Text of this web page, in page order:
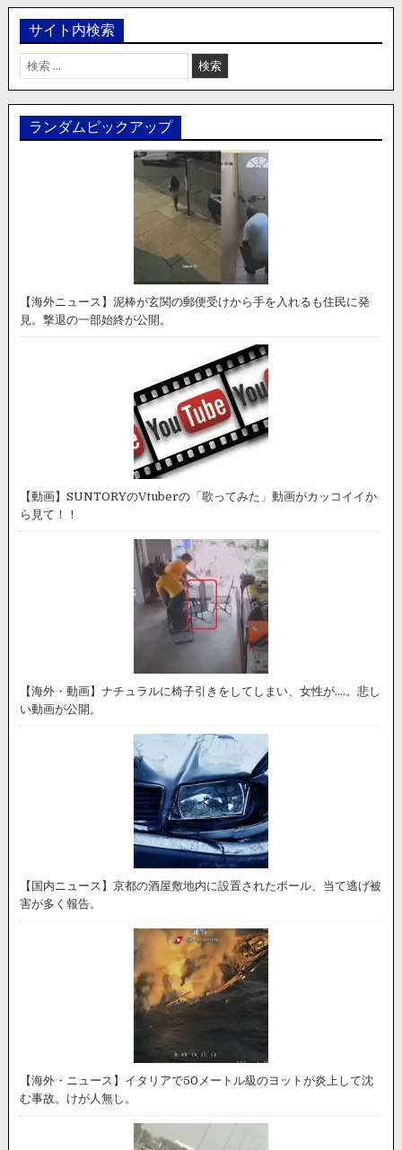
サイト内検索
検
索:
ランダムピックアップ
【海外ニュース】泥棒が玄関の郵便受けから手を入れるも住民に発
見。撃退の一部始終が公開。
【動画】SUNTORYのVtuberの「歌ってみた」動画がカッコイイか
ら見て！！
【海外・動画】ナチュラルに椅子引きをしてしまい、女性が….。悲し
い動画が公開。
【国内ニュース】京都の酒屋敷地内に設置されたポール、当て逃げ被
害が多く報告。
【海外・ニュース】イタリアで50メートル級のヨットが炎上して沈
む事故。けが人無し。